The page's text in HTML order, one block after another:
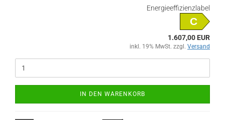
Energieeffizienzlabel
C
1.607,00 EUR
inkl. 19% MwSt. zzgl. Versand
IN DEN WARENKORB